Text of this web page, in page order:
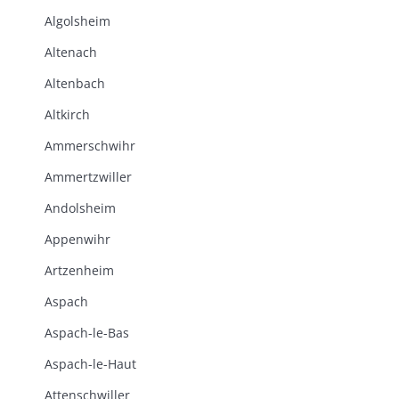
Algolsheim
Altenach
Altenbach
Altkirch
Ammerschwihr
Ammertzwiller
Andolsheim
Appenwihr
Artzenheim
Aspach
Aspach-le-Bas
Aspach-le-Haut
Attenschwiller